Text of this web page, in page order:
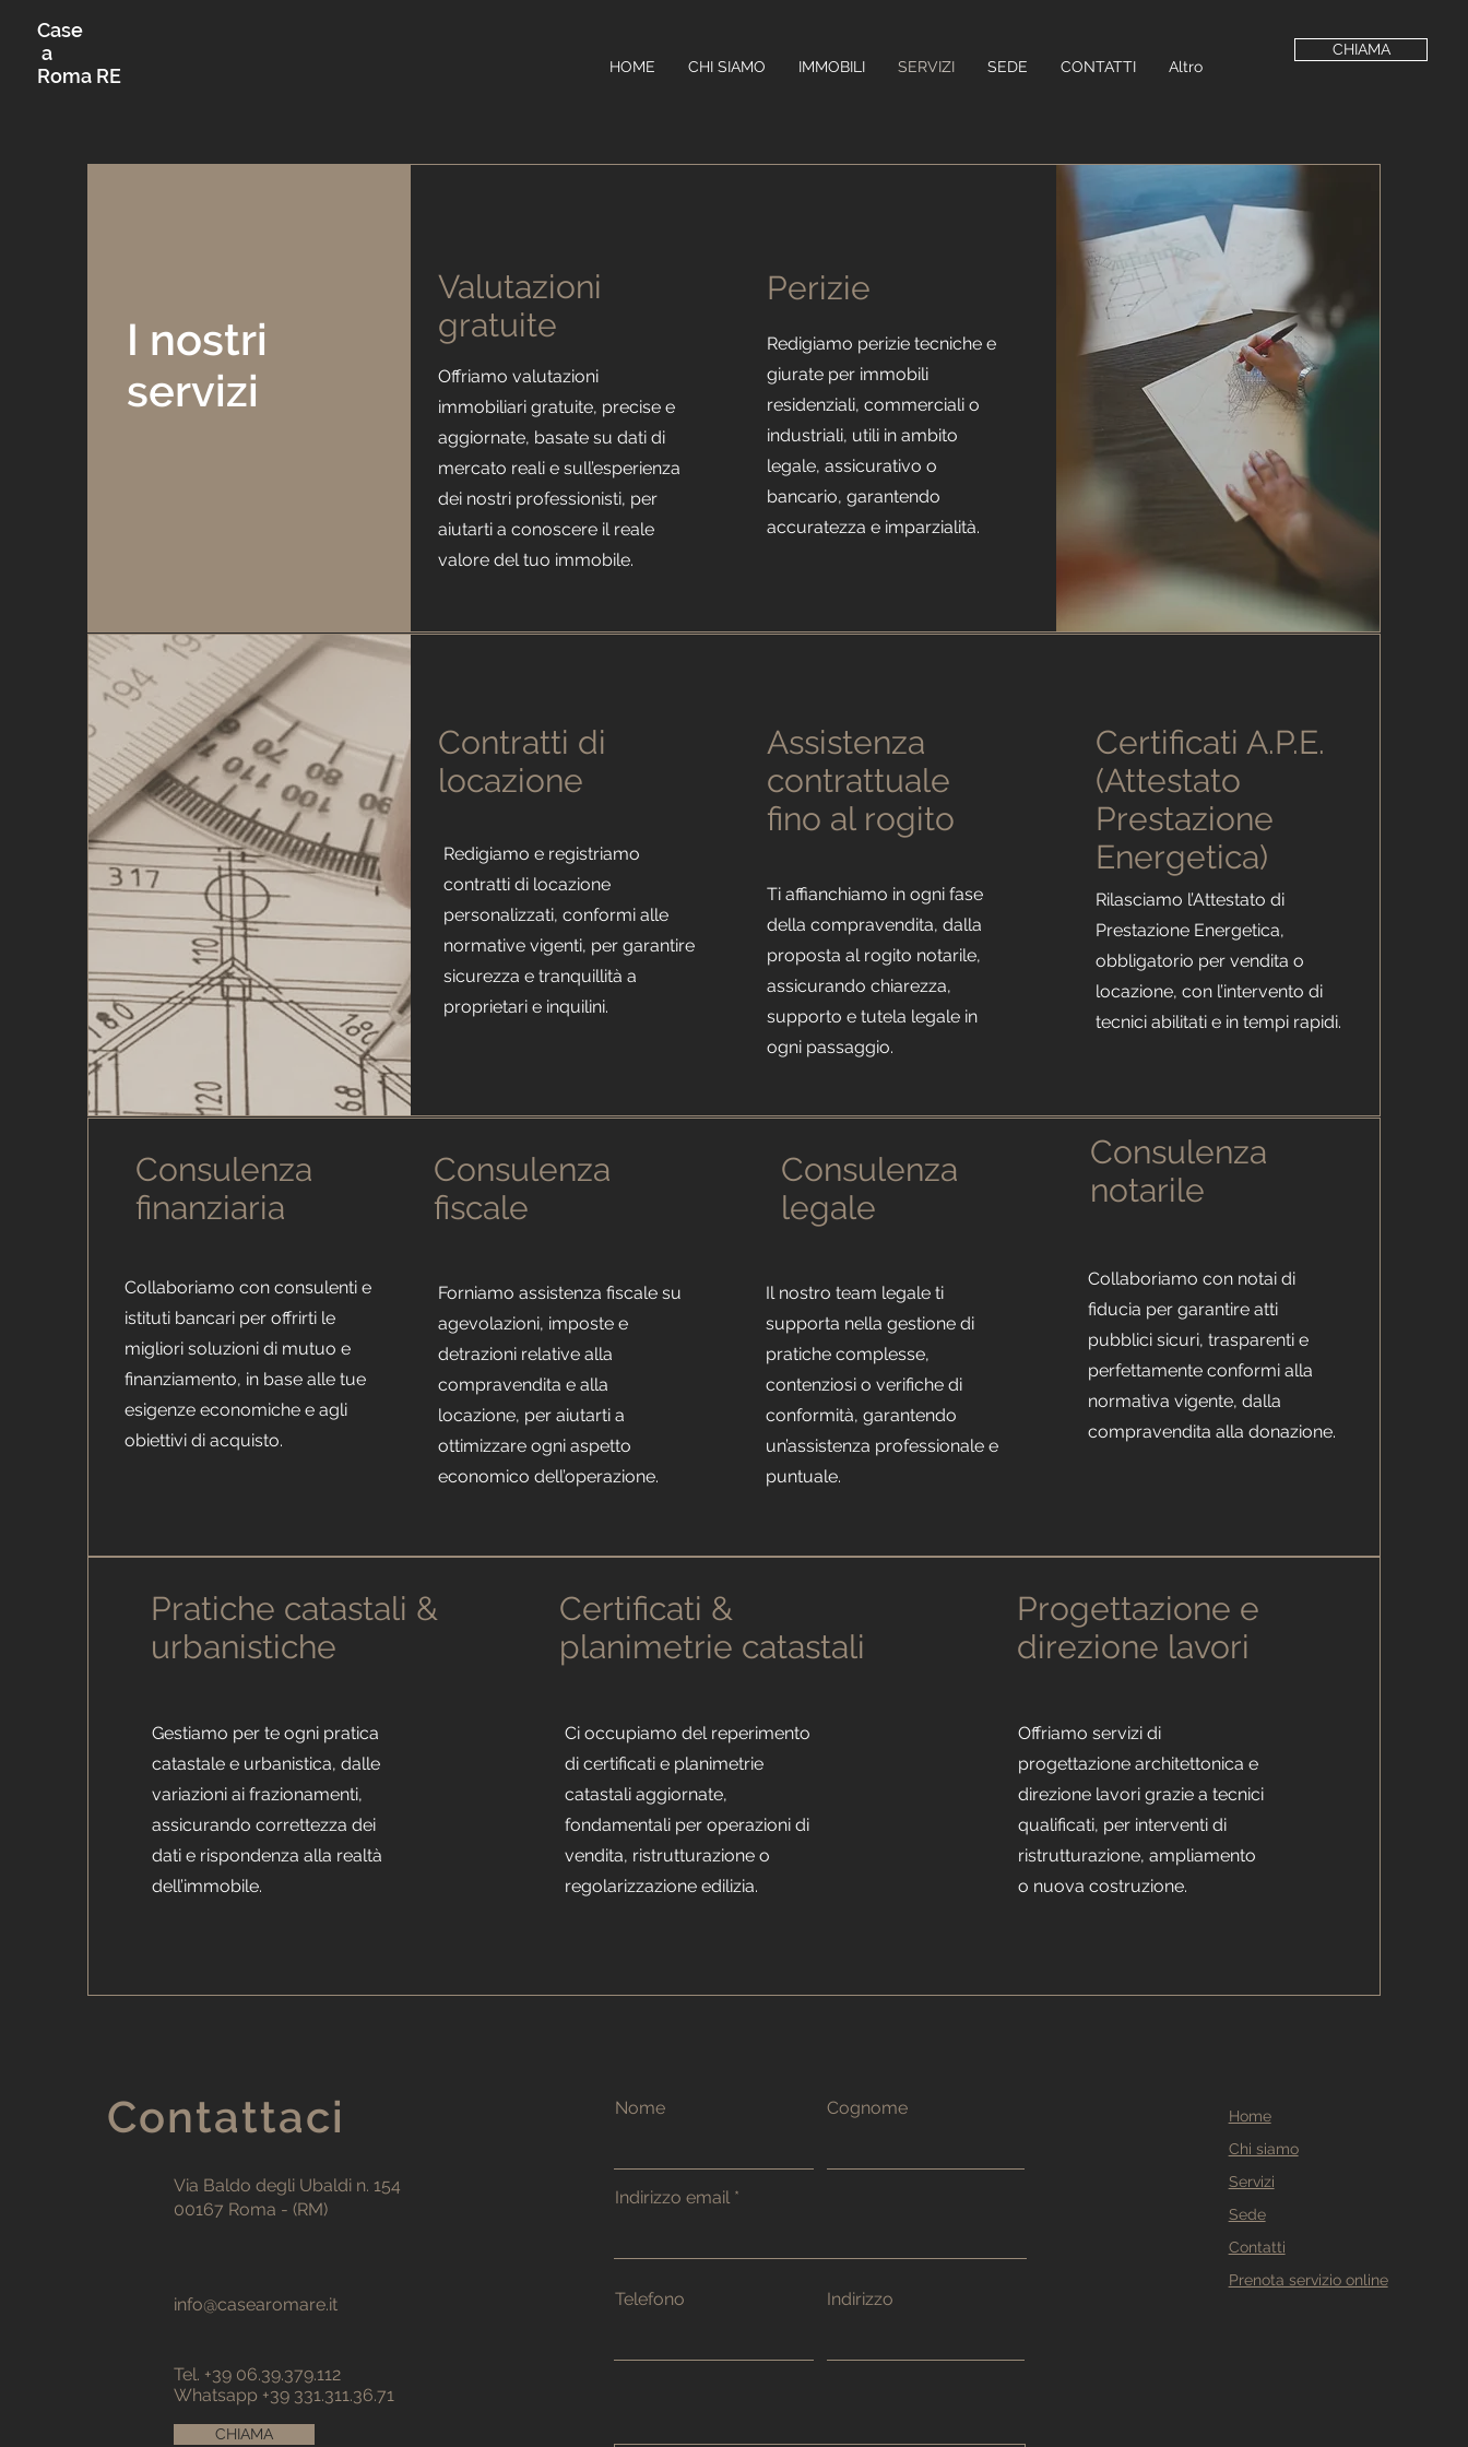
Case
a
Roma RE
HOME CHI SIAMO IMMOBILI SERVIZI SEDE CONTATTI Altro
CHIAMA
I nostri
servizi
Valutazioni
gratuite
Offriamo valutazioni
immobiliari gratuite, precise e
aggiornate, basate su dati di
mercato reali e sull’esperienza
dei nostri professionisti, per
aiutarti a conoscere il reale
valore del tuo immobile.
Perizie
Redigiamo perizie tecniche e
giurate per immobili
residenziali, commerciali o
industriali, utili in ambito
legale, assicurativo o
bancario, garantendo
accuratezza e imparzialità.
Contratti di
locazione
Redigiamo e registriamo
contratti di locazione
personalizzati, conformi alle
normative vigenti, per garantire
sicurezza e tranquillità a
proprietari e inquilini.
Assistenza
contrattuale
fino al rogito
Ti affianchiamo in ogni fase
della compravendita, dalla
proposta al rogito notarile,
assicurando chiarezza,
supporto e tutela legale in
ogni passaggio.
Certificati A.P.E.
(Attestato
Prestazione
Energetica)
Rilasciamo l’Attestato di
Prestazione Energetica,
obbligatorio per vendita o
locazione, con l’intervento di
tecnici abilitati e in tempi rapidi.
Consulenza
finanziaria
Collaboriamo con consulenti e
istituti bancari per offrirti le
migliori soluzioni di mutuo e
finanziamento, in base alle tue
esigenze economiche e agli
obiettivi di acquisto.
Consulenza
fiscale
Forniamo assistenza fiscale su
agevolazioni, imposte e
detrazioni relative alla
compravendita e alla
locazione, per aiutarti a
ottimizzare ogni aspetto
economico dell’operazione.
Consulenza
legale
Il nostro team legale ti
supporta nella gestione di
pratiche complesse,
contenziosi o verifiche di
conformità, garantendo
un’assistenza professionale e
puntuale.
Consulenza
notarile
Collaboriamo con notai di
fiducia per garantire atti
pubblici sicuri, trasparenti e
perfettamente conformi alla
normativa vigente, dalla
compravendita alla donazione.
Pratiche catastali &
urbanistiche
Gestiamo per te ogni pratica
catastale e urbanistica, dalle
variazioni ai frazionamenti,
assicurando correttezza dei
dati e rispondenza alla realtà
dell’immobile.
Certificati &
planimetrie catastali
Ci occupiamo del reperimento
di certificati e planimetrie
catastali aggiornate,
fondamentali per operazioni di
vendita, ristrutturazione o
regolarizzazione edilizia.
Progettazione e
direzione lavori
Offriamo servizi di
progettazione architettonica e
direzione lavori grazie a tecnici
qualificati, per interventi di
ristrutturazione, ampliamento
o nuova costruzione.
Contattaci
Via Baldo degli Ubaldi n. 154
00167 Roma - (RM)
info@casearomare.it
Tel. +39 06.39.379.112
Whatsapp +39 331.311.36.71
CHIAMA
Nome Cognome
Indirizzo email
Telefono Indirizzo
Home
Chi siamo
Servizi
Sede
Contatti
Prenota servizio online